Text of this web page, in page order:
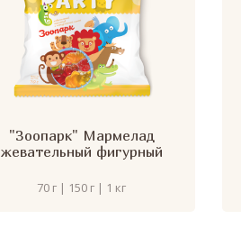
"Зоопарк" Мармелад
жевательный фигурный
70 г | 150 г | 1 кг